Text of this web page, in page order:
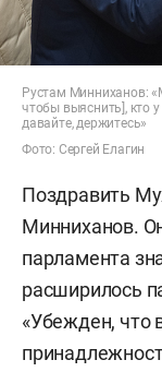
Рустам Минниханов:
чтобы выяснить], кто
давайте, держитесь»
Фото: Сергей Елагин
Поздравить
Минниханов.
парламента
расширилось
«Убежден, что